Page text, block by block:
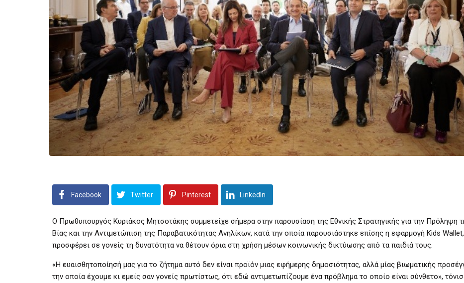
Facebook Twitter Pinterest LinkedIn
Ο Πρωθυπουργός Κυριάκος Μητσοτάκης συμμετείχε σήμερα στην παρουσίαση της Εθνικής Στρατηγικής για την Πρόληψη
Βίας και την Αντιμετώπιση της Παραβατικότητας Ανηλίκων, κατά την οποία παρουσιάστηκε επίσης η εφαρμογή Kids
προσφέρει σε γονείς τη δυνατότητα να θέτουν όρια στη χρήση μέσων κοινωνικής δικτύωσης από τα παιδιά τους.
«Η ευαισθητοποίησή μας για το ζήτημα αυτό δεν είναι προϊόν μιας εφήμερης δημοσιότητας, αλλά μίας βιωματικής
την οποία έχουμε κι εμείς σαν γονείς πρωτίστως, ότι εδώ αντιμετωπίζουμε ένα πρόβλημα το οποίο είναι σύνθετο»,